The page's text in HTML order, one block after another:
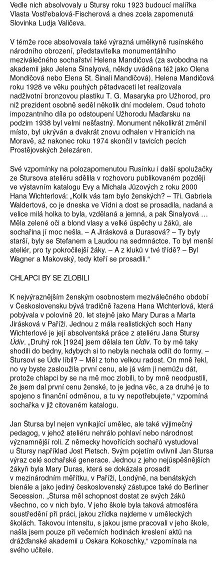
Vedle nich absolvovaly u Štursy roku 1923 budoucí malířka
Vlasta Vostřebalová-Fischerová a dnes zcela zapomenutá
Slovinka Ludja Valičeva.
V témže roce absolvovala také výrazná umělkyně rusínského
národního obrození, představitelka monumentálního
meziválečného sochařství Helena Mandičová (za svobodna na
akademii jako Jelena Šinalyová, někdy uváděna též jako Olena
Mondičová nebo Elena St. Šinali Mandičová). Helena Mandičová
roku 1928 ve věku pouhých pětadvaceti let realizovala
nadživotní bronzovou plastiku T. G. Masaryka pro Užhorod, pro
niž prezident osobně seděl několik dní modelem. Osud tohoto
impozantního díla po odstoupení Užhorodu Maďarsku na
podzim 1938 byl velmi nešťastný. Monument několikrát změnil
místo, byl ukrýván a dvakrát znovu odhalen v Hranicích na
Moravě, až nakonec roku 1974 skončil v tavicích pecích
Prostějovských železáren.
Své vzpomínky na polozapomenutou Rusínku i další spolužačky
ze Štursova ateliéru sdělila v rozhovoru publikovaném později
ve výstavním katalogu Evy a Michala Jůzových z roku 2000
Hana Wichterlová: „Kolik vás tam bylo ženských? – Tři. Gabriela
Waldertová, co je dneska ve Vídni a dost se prosadila, nadaná a
velice milá holka to byla, vzdělaná a jemná, a pak Šinalyová …
Měla zelené oči a blond vlasy a velké úspěchy u žáků, ale
sochařina jí moc nešla. – A Jirásková a Durasová? – Ty byly
starší, byly se Stefanem a Laudou na sedmnáctce. To byl menší
ateliér, pro ty pokročilejší žáky. – A z kluků v tvé třídě? – Byl
Wagner a Makovský, tedy kteří se prosadili.“
CHLAPCI BY SE ZLOBILI
K nejvýraznějším ženským osobnostem meziválečného období
v Československu bývá tradičně řazena Hana Wichterlová, která
pobývala v polovině 20. let stejně jako Mary Duras a Marta
Jirásková v Paříži. Jednou z mála realistických soch Hany
Wichterlové je její absolventská práce z ateliéru Jana Štursy
Údiv. „Druhý rok [1924] jsem dělala ten Údiv. To by mě taky
shodili do bedny, kdybych si to nebyla nechala odlít do formy. –
Štursovi se Údiv líbil? – Měl z toho velkou radost. On mně řekl,
no vy byste zasloužila první cenu, ale já vám ji nemůžu dát,
protože chlapci by se na mě moc zlobili, to by mně neodpustili,
že jsem dal první cenu ženské, to je jedna věc, a za druhé je to
spojeno s finanční odměnou, a tu vy nepotřebujete,“ vzpomíná
sochařka v již citovaném katalogu.
Jan Štursa byl nejen vynikající umělec, ale také výjimečný
pedagog, v jehož ateliéru nehrálo pohlaví nebo národnost
významnější roli. Z německy hovořících sochařů vystudoval
u Štursy například Jost Pietsch. Svým pojetím ovlivnil Jan Štursa
výraz celé sochařské generace. Jednou z jeho nejúspěšnějších
žákyň byla Mary Duras, která se dokázala prosadit
v mezinárodním měřítku, v Paříži, Londýně, na benátských
bienále a jako jediný československý zástupce také do Berliner
Secession. „Štursa měl schopnost dostat ze svých žáků
všechno, co v nich bylo. V jeho škole byla taková atmosféra
soustředění při práci, jakou zřídka najdeme v uměleckých
školách. Takovou intensitu, s jakou jsme pracovali v jeho škole,
našla jsem pouze při večerních hodinách kreslení aktů na
drážďanské akademii u Oskara Kokoschky,“ vzpomínala na
svého učitele.